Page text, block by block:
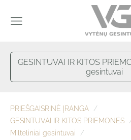
GESINTUVAI IR KITOS
gesintuvai
PRIEŠGAISRINĖ ĮRANGA
GESINTUVAI IR KITOS PRIEMONĖS
Milteliniai gesintuvai